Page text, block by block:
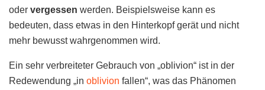
oder vergessen werden. Beispielsweise kann es
bedeuten, dass etwas in den Hinterkopf gerät und nicht
mehr bewusst wahrgenommen wird.
Ein sehr verbreiteter Gebrauch von „oblivion“ ist in der
Redewendung „in oblivion fallen“, was das Phänomen